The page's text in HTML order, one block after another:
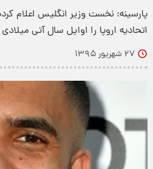
پارسینه: نخست وزیر انگلیس اعلام
اتحادیه اروپا را اوایل سال آتی میلادی
۲۷ شهریور ۱۳۹۵